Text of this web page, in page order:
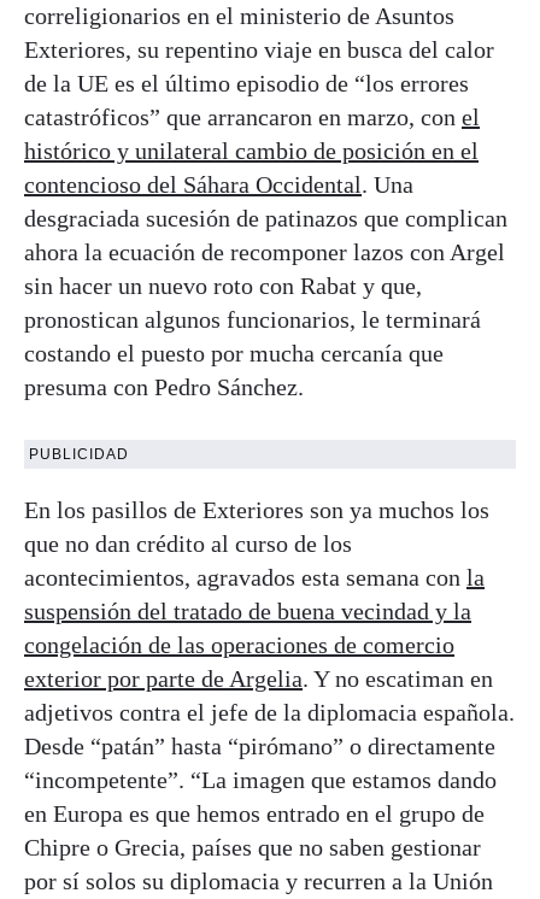
correligionarios en el ministerio de Asuntos
Exteriores, su repentino viaje en busca del calor
de la UE es el último episodio de “los errores
catastróficos” que arrancaron en marzo, con el
histórico y unilateral cambio de posición en el
contencioso del Sáhara Occidental. Una
desgraciada sucesión de patinazos que complican
ahora la ecuación de recomponer lazos con Argel
sin hacer un nuevo roto con Rabat y que,
pronostican algunos funcionarios, le terminará
costando el puesto por mucha cercanía que
presuma con Pedro Sánchez.
PUBLICIDAD
En los pasillos de Exteriores son ya muchos los
que no dan crédito al curso de los
acontecimientos, agravados esta semana con la
suspensión del tratado de buena vecindad y la
congelación de las operaciones de comercio
exterior por parte de Argelia. Y no escatiman en
adjetivos contra el jefe de la diplomacia española.
Desde “patán” hasta “pirómano” o directamente
“incompetente”. “La imagen que estamos dando
en Europa es que hemos entrado en el grupo de
Chipre o Grecia, países que no saben gestionar
por sí solos su diplomacia y recurren a la Unión